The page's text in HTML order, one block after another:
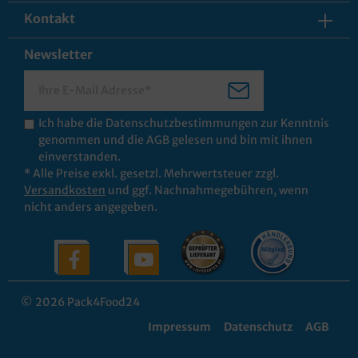
Kontakt
Newsletter
Ich habe die Datenschutzbestimmungen zur Kenntnis
genommen und die AGB gelesen und bin mit ihnen
einverstanden.
* Alle Preise exkl. gesetzl. Mehrwertsteuer zzgl.
Versandkosten und ggf. Nachnahmegebühren, wenn
nicht anders angegeben.
© 2026 Pack4Food24
Impressum
Datenschutz AGB